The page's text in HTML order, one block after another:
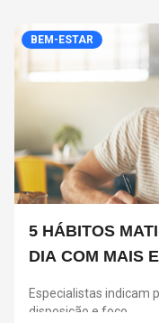
BEM-ESTAR
5 HÁBITOS
DIA COM MAIS
Especialistas indicam
disposição e foco